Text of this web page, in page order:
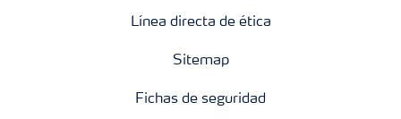
Línea directa de ética
Sitemap
Fichas de seguridad